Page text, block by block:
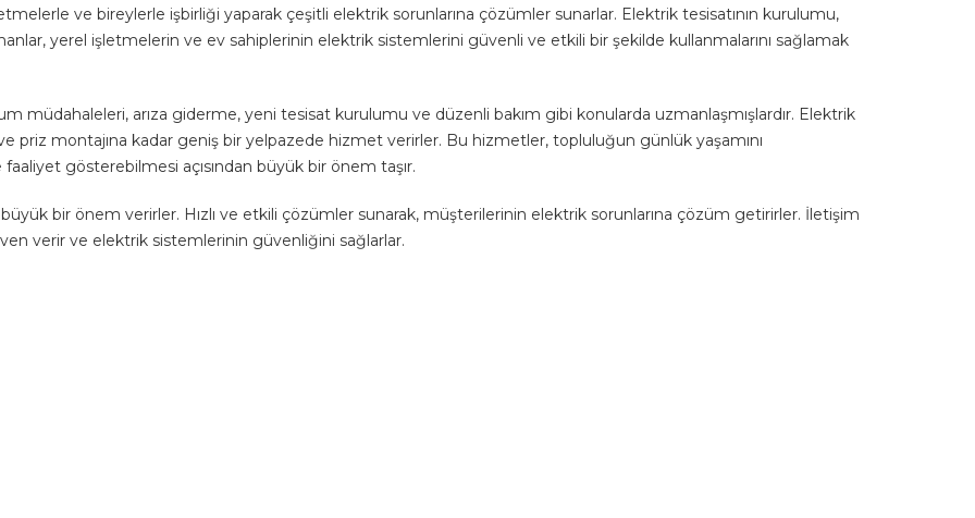
ve bireylerle işbirliği yaparak çeşitli elektrik sorunlarına çözümler sunarlar. Elektrik tesisatının kurulumu,
yerel işletmelerin ve ev sahiplerinin elektrik sistemlerini güvenli ve etkili bir şekilde kullanmalarını sağlamak
müdahaleleri, arıza giderme, yeni tesisat kurulumu ve düzenli bakım gibi konularda uzmanlaşmışlardır. Elektrik
priz montajına kadar geniş bir yelpazede hizmet verirler. Bu hizmetler, topluluğun günlük yaşamını
gösterebilmesi açısından büyük bir önem taşır.
bir önem verirler. Hızlı ve etkili çözümler sunarak, müşterilerinin elektrik sorunlarına çözüm getirirler. İletişim
verir ve elektrik sistemlerinin güvenliğini sağlarlar.